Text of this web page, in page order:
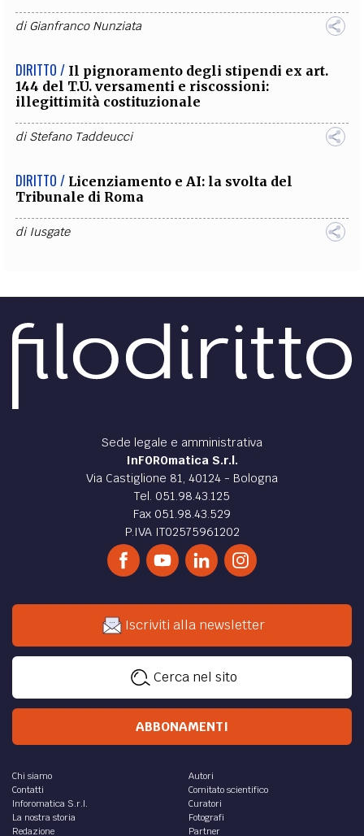
diGianfranco Nunziata
DIRITTO / Il pignoramento degli stipendi ex art.
144 del T.U. versamenti e riscossioni:
illegittimità costituzionale
diStefano Taddeucci
DIRITTO / Licenziamento e AI: la svolta del
Tribunale di Roma
di Iusgate
Sede legale e amministrativa
InFOROmatica S.r.l.
Via Castiglione 81, 40124 - Bologna
Tel. 051.98.43.125
Fax 051.98.43.529
P.IVA IT02575961202
Iscriviti alla newsletter
Cerca nel sito
ABBONAMENTI
Chi siamo
Contatti
Inforomatica S.r.l.
La nostra storia
Redazione
Autori
Comitato scientifico
Curatori
Fotografi
Partner